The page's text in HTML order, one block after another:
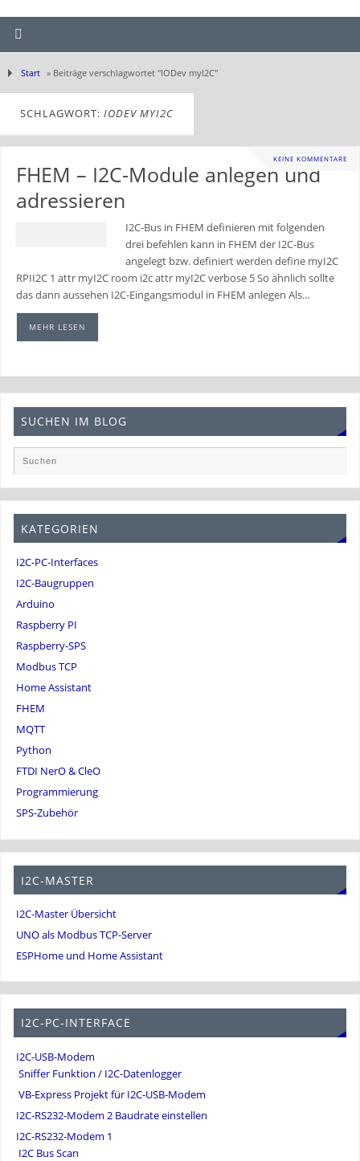
Start » Beiträge verschlagwortet "IODev myI2C"
SCHLAGWORT: IODEV MYI2C
KEINE KOMMENTARE
FHEM – I2C-Module anlegen und
adressieren
I2C-Bus in FHEM definieren mit folgenden
drei befehlen kann in FHEM der I2C-Bus
angelegt bzw. definiert werden define myI2C
RPII2C 1 attr myI2C room i2c attr myI2C verbose 5 So ähnlich sollte
das dann aussehen I2C-Eingangsmodul in FHEM anlegen Als…
MEHR LESEN
SUCHEN IM BLOG
KATEGORIEN
I2C-PC-Interfaces
I2C-Baugruppen
Arduino
Raspberry PI
Raspberry-SPS
Modbus TCP
Home Assistant
FHEM
MQTT
Python
FTDI NerO & CleO
Programmierung
SPS-Zubehör
I2C-MASTER
I2C-Master Übersicht
UNO als Modbus TCP-Server
ESPHome und Home Assistant
I2C-PC-INTERFACE
I2C-USB-Modem
Sniffer Funktion / I2C-Datenlogger
VB-Express Projekt für I2C-USB-Modem
I2C-RS232-Modem 2 Baudrate einstellen
I2C-RS232-Modem 1
I2C Bus Scan